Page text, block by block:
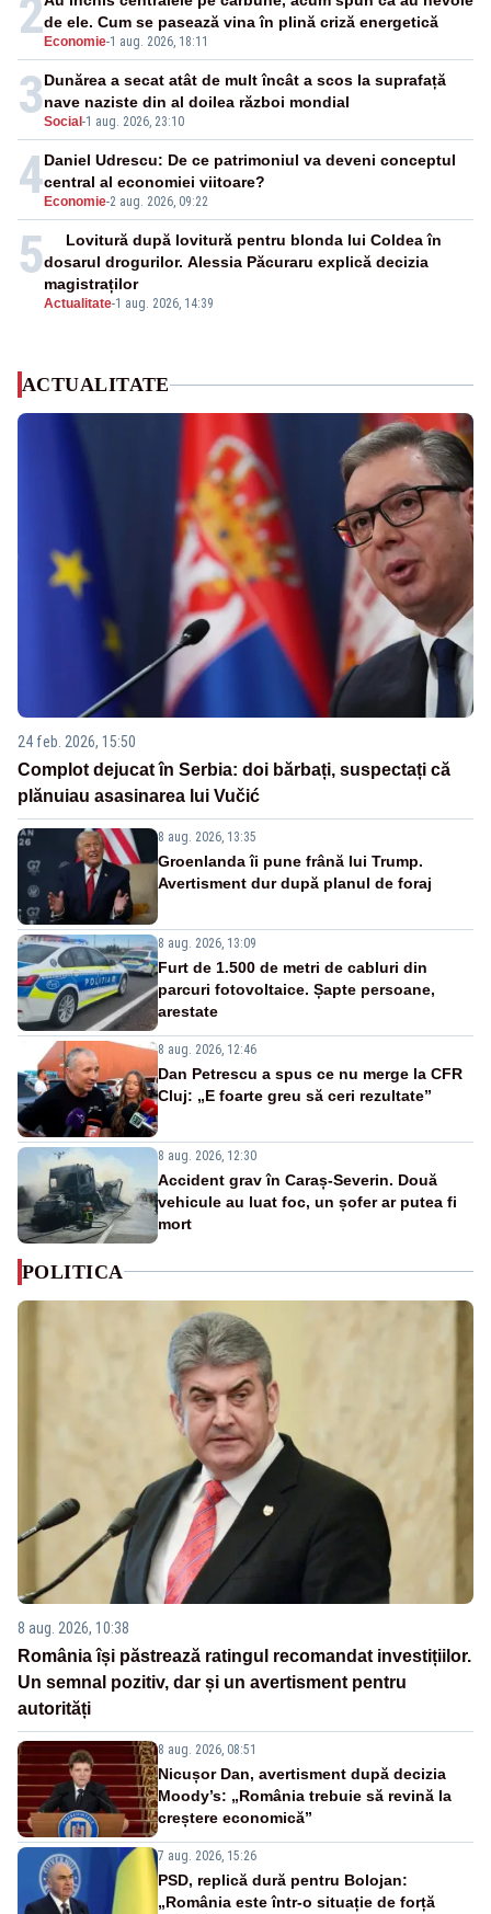
2 Economie-1 aug. 2026, 18:11
de ele. Cum se pasează vina în plină criză energetică
3Social -1 aug. 2026, 23:10
Dunărea a secat atât de mult încât a scos la suprafață
nave naziste din al doilea război mondial
4 Economie-2 aug. 2026, 09:22
Daniel Udrescu: De ce patrimoniul va deveni conceptul
central al economiei viitoare?
5
Actualitate-1 aug. 2026, 14:39
Lovitură după lovitură pentru blonda lui Coldea în
dosarul drogurilor. Alessia Păcuraru explică decizia
magistraților
ACTUALITATE
24 feb. 2026, 15:50
Complot dejucat în Serbia: doi bărbați, suspectați că
plănuiau asasinarea lui Vučić
8 aug. 2026, 13:35
Groenlanda îi pune frână lui Trump.
Avertisment dur după planul de foraj
8 aug. 2026, 13:09
Furt de 1.500 de metri de cabluri din
parcuri fotovoltaice. Șapte persoane,
arestate
8 aug. 2026, 12:46
Dan Petrescu a spus ce nu merge la CFR
Cluj: „E foarte greu să ceri rezultate”
8 aug. 2026, 12:30
Accident grav în Caraș-Severin. Două
vehicule au luat foc, un șofer ar putea fi
mort
POLITICA
8 aug. 2026, 10:38
România își păstrează ratingul recomandat investițiilor.
Un semnal pozitiv, dar și un avertisment pentru
autorități
8 aug. 2026, 08:51
Nicușor Dan, avertisment după decizia
Moody’s: „România trebuie să revină la
creștere economică”
7 aug. 2026, 15:26
PSD, replică dură pentru Bolojan:
„România este într-o situație de forță